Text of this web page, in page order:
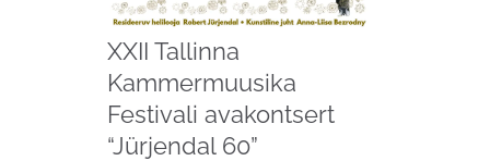
XXII Tallinna
Kammermuusika
Festivali avakontsert
“Jürjendal 60”